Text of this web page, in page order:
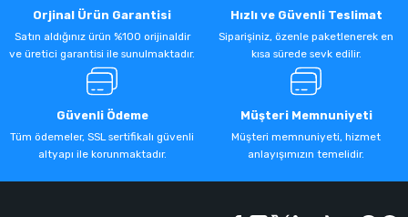
Orjinal Ürün Garantisi
Satın aldığınız ürün %100 orijinaldir
ve üretici garantisi ile sunulmaktadır.
Hızlı ve Güvenli Teslimat
Siparişiniz, özenle paketlenerek en
kısa sürede sevk edilir.
Güvenli Ödeme
Tüm ödemeler, SSL sertifikalı güvenli
altyapı ile korunmaktadır.
Müşteri Memnuniyeti
Müşteri memnuniyeti, hizmet
anlayışımızın temelidir.